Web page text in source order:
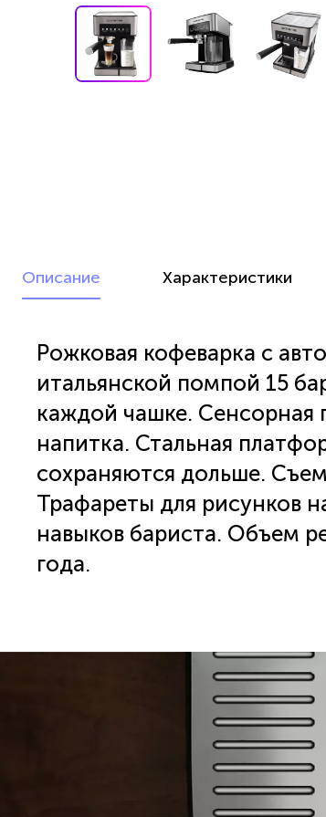
Описание Характеристики
Рожковая кофеварка с
итальянской помпой 15
каждой чашке. Сенсорная
напитка. Стальная
сохраняются дольше.
Трафареты для рисунков
навыков бариста. Объем
года.